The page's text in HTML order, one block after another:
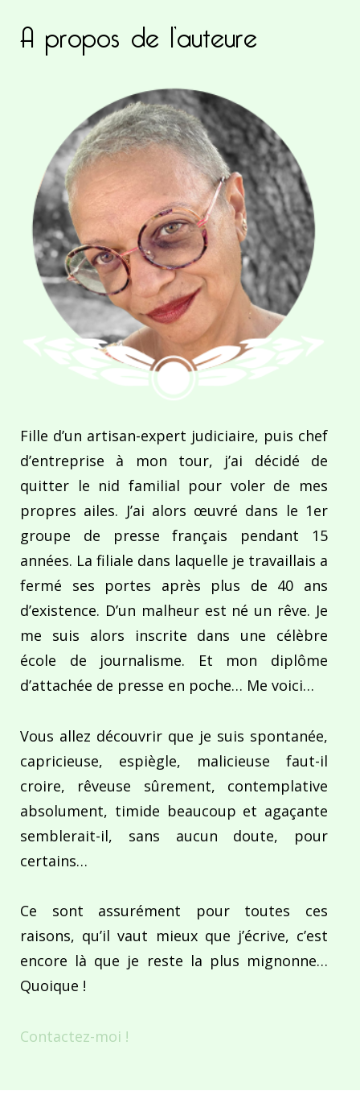
A propos de l’auteure
Fille d’un artisan-expert judiciaire, puis chef
d’entreprise à mon tour, j’ai décidé de
quitter le nid familial pour voler de mes
propres ailes. J’ai alors œuvré dans le 1er
groupe de presse français pendant 15
années. La filiale dans laquelle je travaillais a
fermé ses portes après plus de 40 ans
d’existence. D’un malheur est né un rêve. Je
me suis alors inscrite dans une célèbre
école de journalisme. Et mon diplôme
d’attachée de presse en poche… Me voici…
Vous allez découvrir que je suis spontanée,
capricieuse, espiègle, malicieuse faut-il
croire, rêveuse sûrement, contemplative
absolument, timide beaucoup et agaçante
semblerait-il, sans aucun doute, pour
certains…
Ce sont assurément pour toutes ces
raisons, qu’il vaut mieux que j’écrive, c’est
encore là que je reste la plus mignonne…
Quoique !
Contactez-moi !